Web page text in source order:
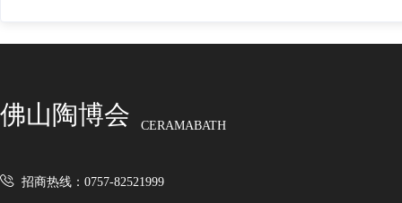
佛山陶博会 CERAMABATH
招商热线：0757-82521999